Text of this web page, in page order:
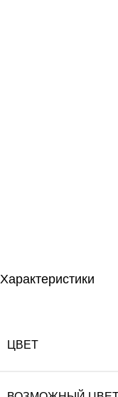
Характеристики
ЦВЕТ